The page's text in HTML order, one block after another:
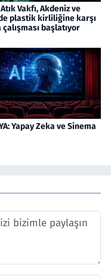
Atık Vakfı, Akdeniz ve
plastik kirliliğine karşı
çalışması başlatıyor
Yapay Zeka ve Sinema